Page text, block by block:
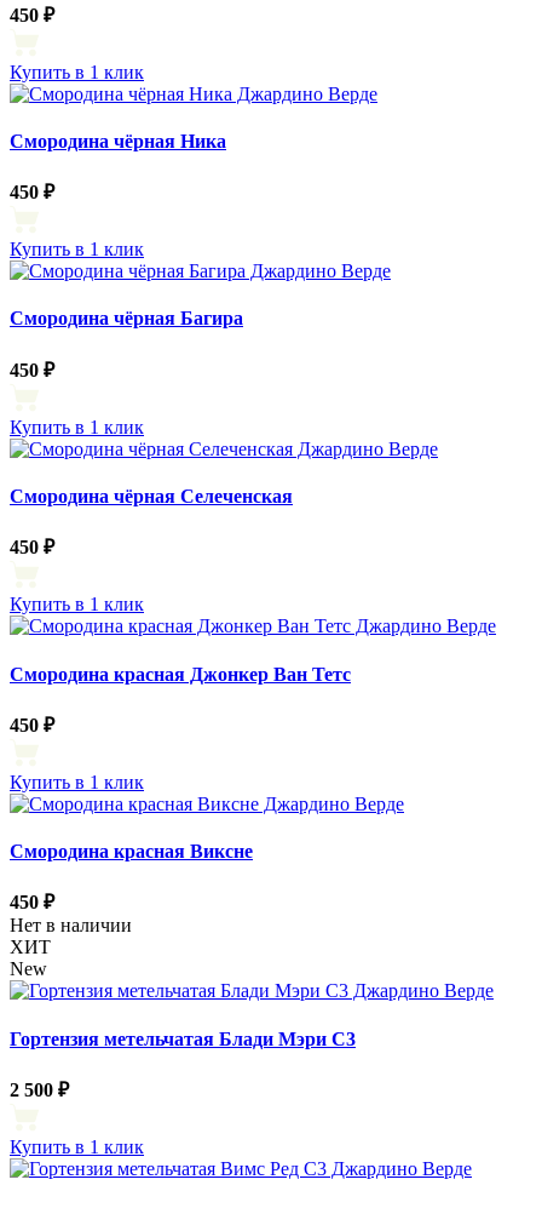
450 ₽
Купить в 1 клик
Смородина чёрная Ника
450 ₽
Купить в 1 клик
Смородина чёрная Багира
450 ₽
Купить в 1 клик
Смородина чёрная Селеченская
450 ₽
Купить в 1 клик
Смородина красная Джонкер Ван Тетс
450 ₽
Купить в 1 клик
Смородина красная Виксне
450 ₽
Нет в наличии
ХИТ
New
Гортензия метельчатая Блади Мэри С3
2 500 ₽
Купить в 1 клик